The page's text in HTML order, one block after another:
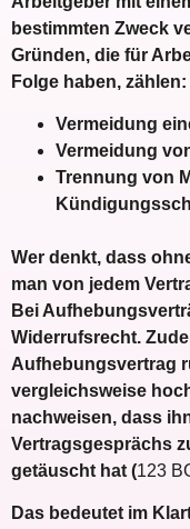
bestimmten Zweck
Gründen, die für
Folge haben, zählen:
Vermeidung
Vermeidung
Trennung von
Wer denkt, dass
man von jedem
Bei
Widerrufsrecht.
Aufhebungsvertrag
vergleichsweise
nachweisen, dass
Vertragsgesprächs
getäuscht hat (123
Das bedeutet im